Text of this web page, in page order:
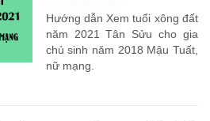
Hướng dẫn Xem tuổi xông đất
năm 2021 Tân Sửu cho gia
chủ sinh năm 2018 Mậu Tuất,
nữ mạng.